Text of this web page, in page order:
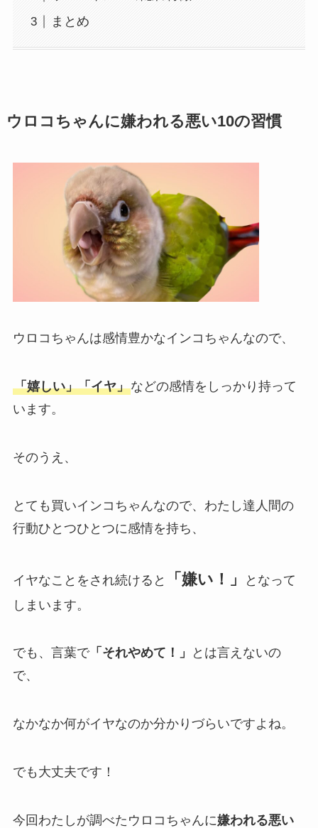
まとめ
ウロコちゃんに嫌われる悪い10の習慣
ウロコちゃんは感情豊かなインコちゃんなので、
「嬉しい」「イヤ」などの感情をしっかり持って
います。
そのうえ、
とても買いインコちゃんなので、わたし達人間の
行動ひとつひとつに感情を持ち、
イヤなことをされ続けると 「嫌い！」
となって
しまいます。
でも、言葉で「それやめて！」
とは言えないの
で、
なかなか何がイヤなのか分かりづらいですよね。
でも大丈夫です！
今回わたしが調べたウロコちゃんに嫌われる悪い